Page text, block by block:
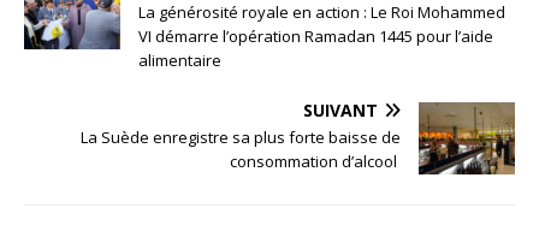
La générosité royale en action : Le Roi Mohammed
VI démarre l’opération Ramadan 1445 pour l’aide
alimentaire
SUIVANT
La Suède enregistre sa plus forte baisse de
consommation d’alcool